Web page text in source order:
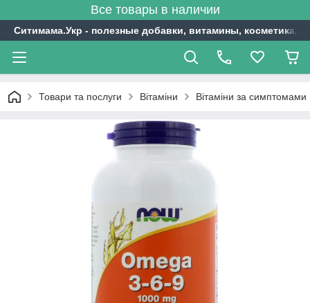
Все товары в наличии
Ситимама.Укр - полезные добавки, витамины, косметика,
Товари та послуги Вітаміни Вітаміни за симптомами